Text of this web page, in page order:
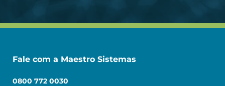
Fale com a Maestro Sistemas
0800 772 0030